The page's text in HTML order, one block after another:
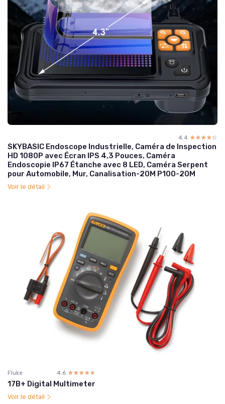
4.4 ☆☆☆☆☆
★★★★★
SKYBASIC Endoscope Industrielle, Caméra de Inspection
HD 1080P avec Écran IPS 4,3 Pouces, Caméra
Endoscopie IP67 Étanche avec 8 LED, Caméra Serpent
pour Automobile, Mur, Canalisation-20M P100-20M
Voir le détail
Fluke 4.6 ☆☆☆☆☆
★★★★★
17B+ Digital Multimeter
Voir le détail